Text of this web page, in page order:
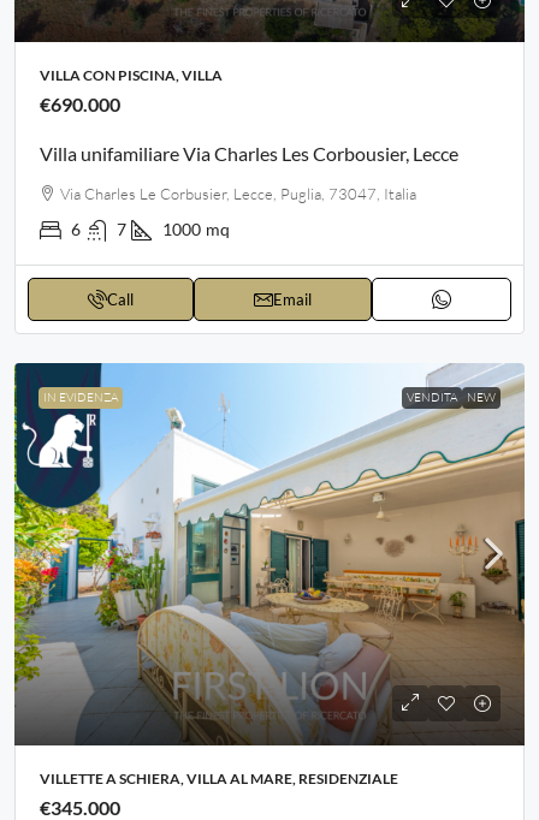
VILLA CON PISCINA, VILLA
€690.000
Villa unifamiliare Via Charles Les Corbousier, Lecce
Via Charles Le Corbusier, Lecce, Puglia, 73047, Italia
6 7 1000 mq
Call Email
IN EVIDENZA VENDITA NEW
VILLETTE A SCHIERA, VILLA AL MARE, RESIDENZIALE
€345.000